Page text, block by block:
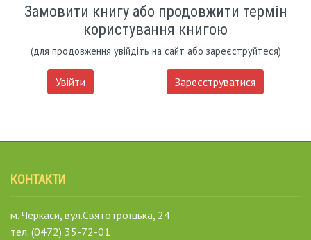
Замовити книгу або продовжити термін
користування книгою
(для продовження увійдіть на сайт або зареєструйтеся)
Увійти Зареєструватися
КОНТАКТИ
м. Черкаси, вул.Святотроїцька, 24
тел. (0472) 35-72-01